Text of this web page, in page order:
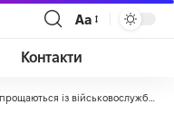
Аа
Контакти
військовослужбовцем, який помер під час служби